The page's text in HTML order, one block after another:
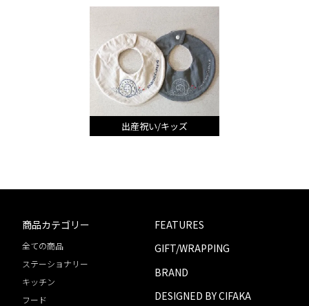
出産祝い/キッズ
商品カテゴリー
全ての商品
ステーショナリー
キッチン
フード
FEATURES
GIFT/WRAPPING
BRAND
DESIGNED BY CIFAKA